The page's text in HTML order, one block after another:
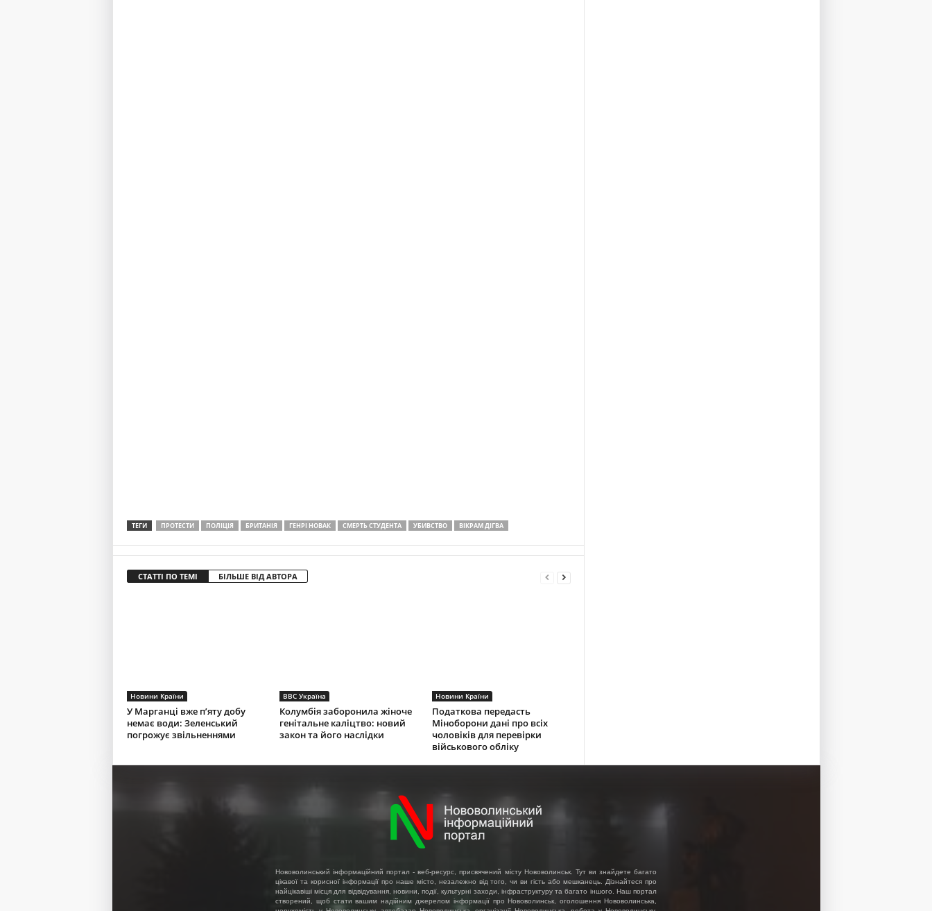
ТЕГИ ПРОТЕСТИ ПОЛІЦІЯ БРИТАНІЯ ГЕНРІ НОВАК СМЕРТЬ СТУДЕНТА УБИВСТВО ВІКРАМ ДІГВА
СТАТТІ ПО ТЕМІ БІЛЬШЕ ВІД АВТОРА
Новини Країни
У Марганці вже п’яту добу
немає води: Зеленський
погрожує звільненнями
BBC Україна
Колумбія заборонила жіноче
генітальне каліцтво: новий
закон та його наслідки
Новини Країни
Податкова передасть
Міноборони дані про всіх
чоловіків для перевірки
військового обліку
Нововолинський інформаційний портал - веб-ресурс, присвячений місту Нововолинськ. Тут ви знайдете багато
цікавої та корисної інформації про наше місто, незалежно від того, чи ви гість або мешканець. Дізнайтеся про
найцікавіші місця для відвідування, новини, події, культурні заходи, інфраструктуру та багато іншого. Наш портал
створений, щоб стати вашим надійним джерелом інформації про Нововолинськ, оголошення Нововолинська,